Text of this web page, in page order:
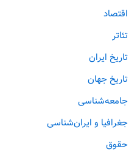
اقتصاد
تئاتر
تاریخ ایران
تاریخ جهان
جامعه‌شناسی
جغرافیا و ایران‌شناسی
حقوق